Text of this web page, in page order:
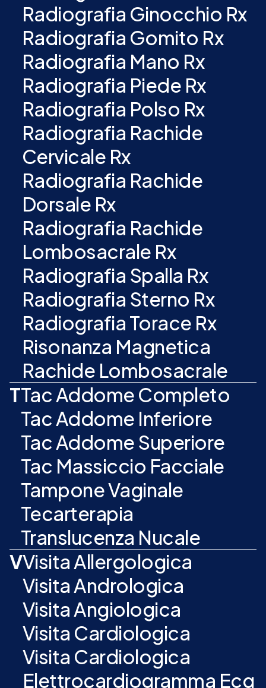
Radiografia Ginocchio Rx
Radiografia Gomito Rx
Radiografia Mano Rx
Radiografia Piede Rx
Radiografia Polso Rx
Radiografia Rachide
Cervicale Rx
Radiografia Rachide
Dorsale Rx
Radiografia Rachide
Lombosacrale Rx
Radiografia Spalla Rx
Radiografia Sterno Rx
Radiografia Torace Rx
Risonanza Magnetica
Rachide Lombosacrale
TTac Addome Completo
Tac Addome Inferiore
Tac Addome Superiore
Tac Massiccio Facciale
Tampone Vaginale
Tecarterapia
Translucenza Nucale
VVisita Allergologica
Visita Andrologica
Visita Angiologica
Visita Cardiologica
Visita Cardiologica
Elettrocardiogramma Ecg